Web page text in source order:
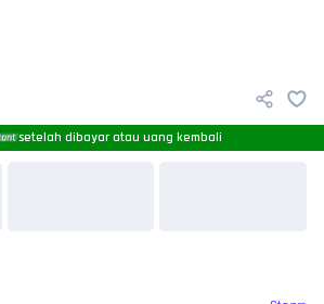
setelah dibayar atau uang kembali